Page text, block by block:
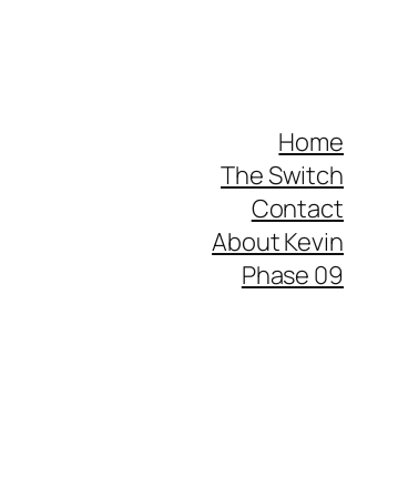
Home
The Switch
Contact
About Kevin
Phase 09